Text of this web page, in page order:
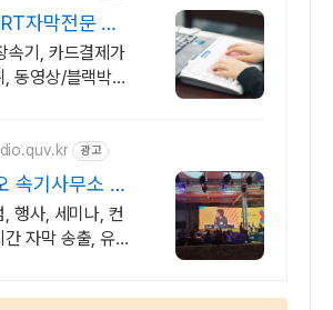
자막전문 카
부가능)
속기, 카드결제가
동영상/블랙박스
속기록
광고
속기사무소 실
전문업체
행사, 세미나, 컨
자막 송출, 유튜